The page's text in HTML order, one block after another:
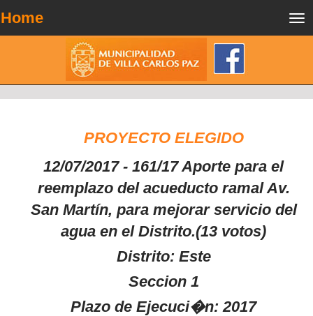
Home
PROYECTO ELEGIDO
12/07/2017 - 161/17 Aporte para el
reemplazo del acueducto ramal Av.
San Martín, para mejorar servicio del
agua en el Distrito.(13 votos)
Distrito: Este
Seccion 1
Plazo de Ejecuci�n: 2017